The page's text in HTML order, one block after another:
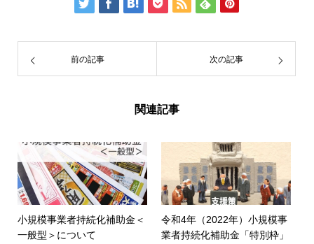
前の記事 次の記事
関連記事
小規模事業者持続化補助金＜
一般型＞について
令和4年（2022年）小規模事
業者持続化補助金「特別枠」